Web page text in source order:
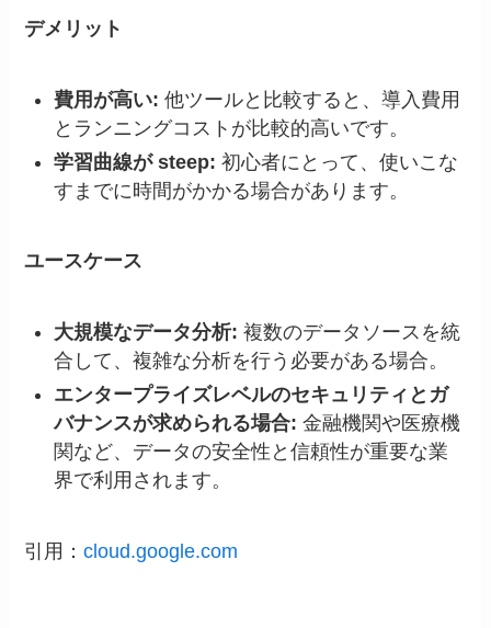
デメリット
費用が高い: 他ツールと比較すると、導入費用
とランニングコストが比較的高いです。
学習曲線が steep: 初心者にとって、使いこな
すまでに時間がかかる場合があります。
ユースケース
大規模なデータ分析: 複数のデータソースを統
合して、複雑な分析を行う必要がある場合。
エンタープライズレベルのセキュリティとガ
バナンスが求められる場合: 金融機関や医療機
関など、データの安全性と信頼性が重要な業
界で利用されます。
引用：cloud.google.com